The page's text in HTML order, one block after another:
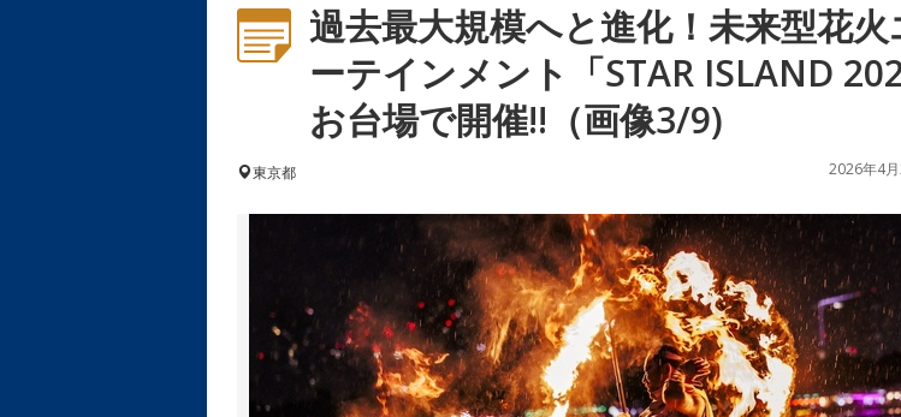
過去最大規模へと進化！未来型花火
ーテインメント「STAR ISLAND
お台場で開催!!（画像3/9)
東京都 2026年4